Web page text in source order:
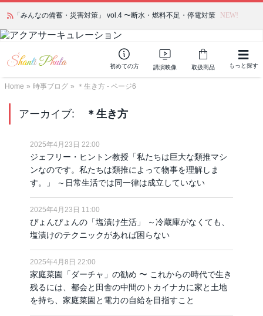
かつて愛されていた人気商品が復活！夏場に活躍するジェルクリーム「アク
アサーキュレーション」💖🏖️ 8月末までの購入でポイント還元も✨
初めての方 講演映像 取扱商品 もっと探す
Home » 時事ブログ » ＊生き方 - ページ6
アーカイブ: ＊生き方
2025年4月23日 22:00
ジェフリー・ヒントン教授「私たちは巨大な類推マシ
ンなのです。私たちは類推によって物事を理解しま
す。」 ～日常生活では同一律は成立していない
2025年4月23日 11:00
ぴょんぴょんの「塩漬け生活」 ～冷蔵庫がなくても、
塩漬けのテクニックがあれば困らない
2025年4月8日 22:00
家庭菜園「ダーチャ」の勧め 〜 これからの時代で生き
残るには、都会と田舎の中間のトカイナカに家と土地
を持ち、家庭菜園と電力の自給を目指すこと